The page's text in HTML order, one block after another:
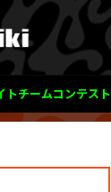
トチームコンテスト